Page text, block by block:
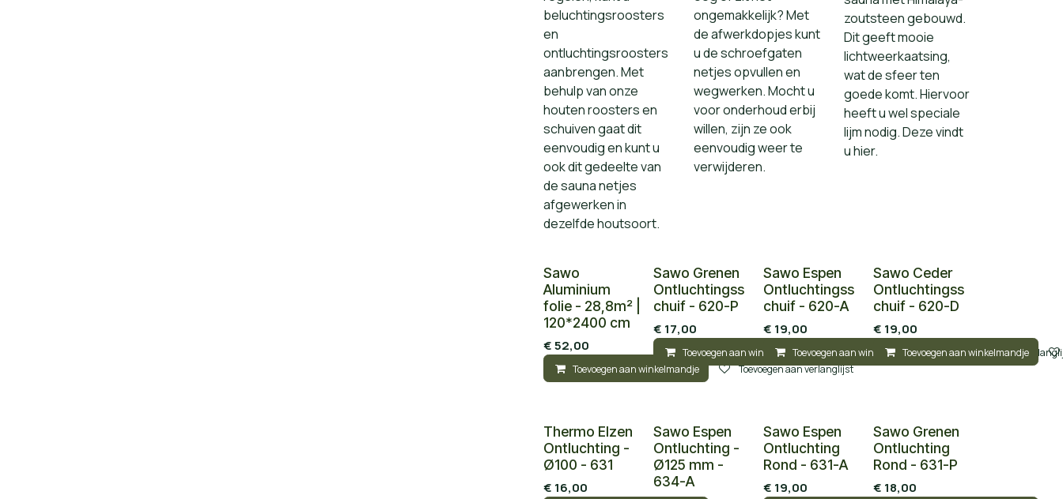
beluchtingsroosters
en
ontluchtingsroosters
aanbrengen. Met
behulp van onze
houten roosters en
schuiven gaat dit
eenvoudig en kunt u
ook dit gedeelte van
de sauna netjes
afgewerken in
dezelfde houtsoort.
ongemakkelijk? Met
de afwerkdopjes kunt
u de schroefgaten
netjes opvullen en
wegwerken. Mocht u
voor onderhoud erbij
willen, zijn ze ook
eenvoudig weer te
verwijderen.
zoutsteen gebouwd.
Dit geeft mooie
lichtweerkaatsing,
wat de sfeer ten
goede komt. Hiervoor
heeft u wel speciale
lijm nodig. Deze vindt
u hier.
Sawo
Aluminium
folie - 28,8m² |
120*2400 cm
€52,00
Toevoegen aan winkelmandje Toevoegen aan verlanglijst
Sawo Grenen
Ontluchtingss
chuif - 620-P
€ 17,00
Toevoegen aan winkelmandje Toevoegen aan verlanglijst
Sawo Espen
Ontluchtingss
chuif - 620-A
€ 19,00
Toevoegen aan winkelmandje Toevoegen aan
Sawo Ceder
Ontluchtingss
chuif - 620-D
€ 19,00
Toevoegen aan winkelmandje
Thermo Elzen
Ontluchting ­
Ø100 - 631
€ 16,00
Sawo Espen
Ontluchting ­
Ø125 mm -
634-A
Sawo Espen
Ontluchting
Rond - 631-A
€ 19,00
Sawo Grenen
Ontluchting
Rond - 631-P
€ 18,00